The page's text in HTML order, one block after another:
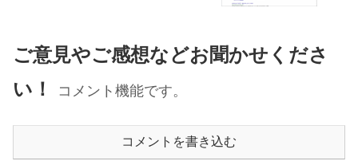
ご意見やご感想などお聞かせくださ
い！
コメント機能です。
コメントを書き込む